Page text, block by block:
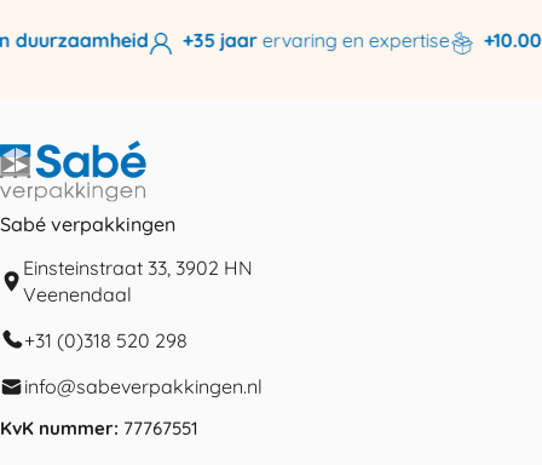
+35 jaarervaring en expertise
Sabé verpakkingen
Einsteinstraat 33, 3902 HN
Veenendaal
+31 (0)318 520 298
info@sabeverpakkingen.nl
KvK nummer: 77767551